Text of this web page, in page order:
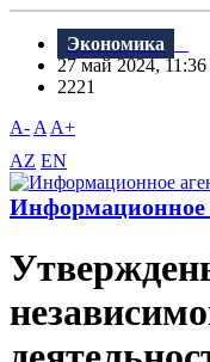
Экономика
27 май 2024, 11:36
2221
A- A A+
AZ EN
Информационное